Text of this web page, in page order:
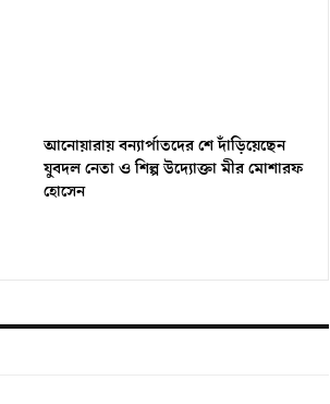
আনোয়ারায় বন্যার্পাতদের শে দাঁড়িয়েছেন
যুবদল নেতা ও শিল্প উদ্যোক্তা মীর মোশারফ
হোসেন ‎